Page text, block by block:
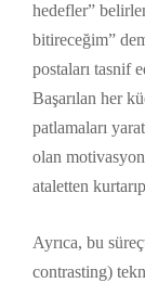
hedefler”
bitireceğim”
postaları tasnif
Başarılan her
patlamaları
olan
ataletten
Ayrıca, bu
contrasting)